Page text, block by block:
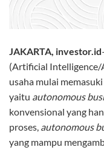
JAKARTA, investor.id
(Artificial Intelligence/
usaha mulai
yaitu autonomous
konvensional yang
proses, autonomous
yang mampu